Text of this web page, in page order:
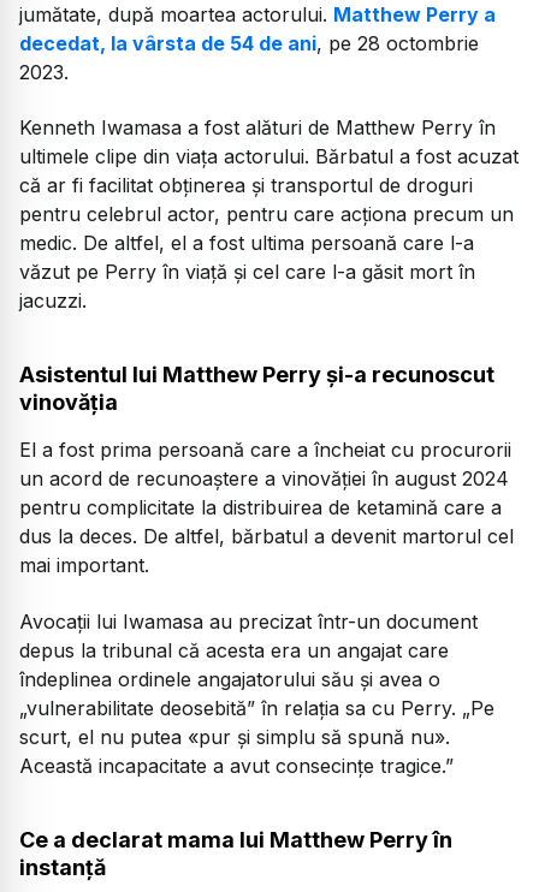
jumătate, după moartea actorului. Matthew Perry a
decedat, la vârsta de 54 de ani, pe 28 octombrie
2023.
Kenneth Iwamasa a fost alături de Matthew Perry în
ultimele clipe din viața actorului. Bărbatul a fost acuzat
că ar fi facilitat obținerea și transportul de droguri
pentru celebrul actor, pentru care acționa precum un
medic. De altfel, el a fost ultima persoană care l-a
văzut pe Perry în viață și cel care l-a găsit mort în
jacuzzi.
Asistentul lui Matthew Perry și-a recunoscut
vinovăția
El a fost prima persoană care a încheiat cu procurorii
un acord de recunoaștere a vinovăției în august 2024
pentru complicitate la distribuirea de ketamină care a
dus la deces. De altfel, bărbatul a devenit martorul cel
mai important.
Avocații lui Iwamasa au precizat într-un document
depus la tribunal că acesta era un angajat care
îndeplinea ordinele angajatorului său și avea o
„vulnerabilitate deosebită” în relația sa cu Perry. „Pe
scurt, el nu putea «pur și simplu să spună nu».
Această incapacitate a avut consecințe tragice.”
Ce a declarat mama lui Matthew Perry în
instanță